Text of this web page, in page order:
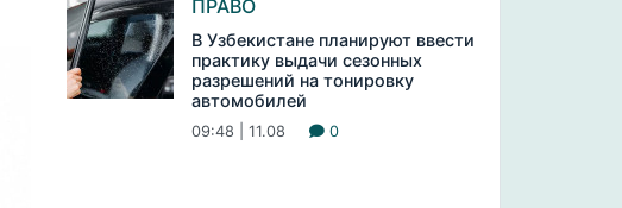
ПРАВО
В Узбекистане планируют ввести
практику выдачи сезонных
разрешений на тонировку
автомобилей
09:48 | 11.08 0